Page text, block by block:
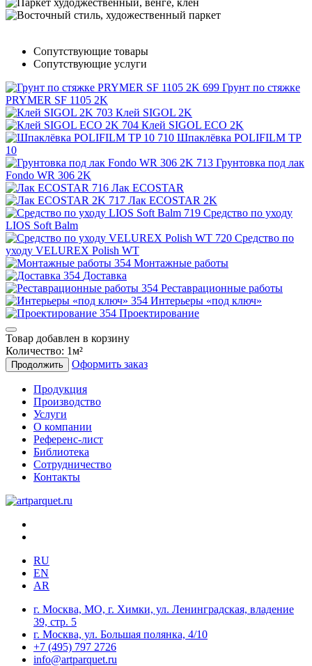
Сопутствующие товары
Сопутствующие услуги
Грунт по стяжке
PRYMER SF 1105 2K
Клей SIGOL 2K
Клей SIGOL ECO 2K
Шпаклёвка POLIFILM TP
10
Грунтовка под лак
Fondo WR 306 2K
Лак ECOSTAR
Лак ECOSTAR 2K
Средство по уходу
LIOS Soft Balm
Средство по
уходу VELUREX Polish WT
Монтажные работы
Доставка
Реставрационные работы
Интерьеры «под ключ»
Проектирование
Товар добавлен в корзину
Количество: 1м²
Продолжить Оформить заказ
Продукция
Производство
Услуги
О компании
Референс-лист
Библиотека
Сотрудничество
Контакты
RU
EN
AR
г. Москва, МО, г. Химки, ул. Ленинградская, владение
39, стр. 5
г. Москва, ул. Большая полянка, 4/10
+7 (495) 797 2726
info@artparquet.ru